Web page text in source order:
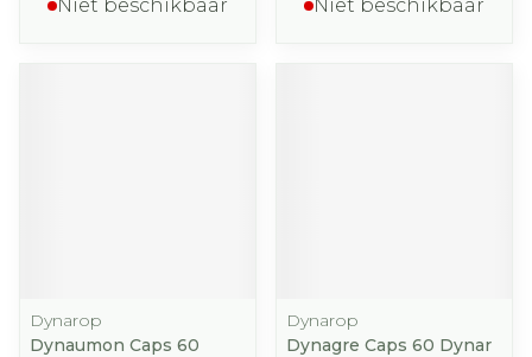
Niet beschikbaar Niet beschikbaar
Dynarop
Dynaumon Caps 60
Dynarop
Dynagre Caps 60 Dynar